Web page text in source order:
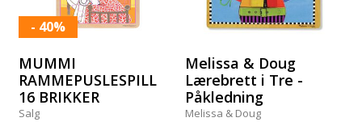
MUMMI
RAMMEPUSLESPILL
16 BRIKKER
Salg
- 40%
Melissa & Doug
Lærebrett i Tre -
Påkledning
Melissa & Doug